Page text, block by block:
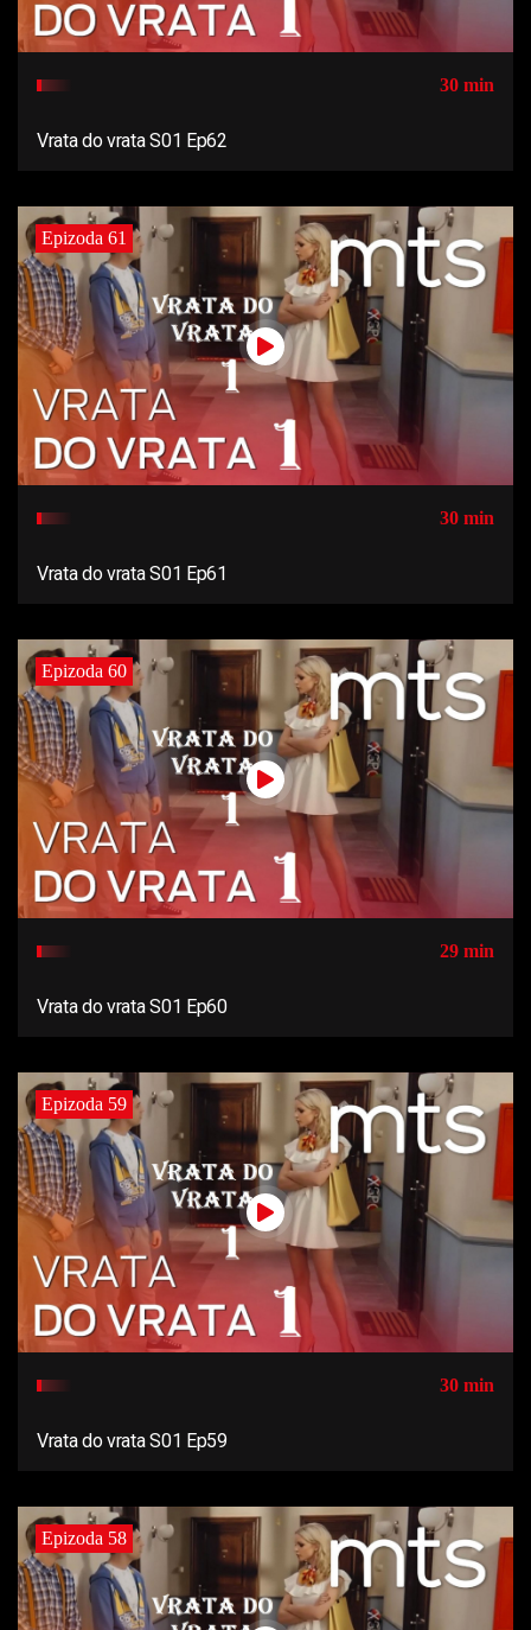
30 min
Vrata do vrata S01 Ep62
Epizoda 61
30 min
Vrata do vrata S01 Ep61
Epizoda 60
29 min
Vrata do vrata S01 Ep60
Epizoda 59
30 min
Vrata do vrata S01 Ep59
Epizoda 58